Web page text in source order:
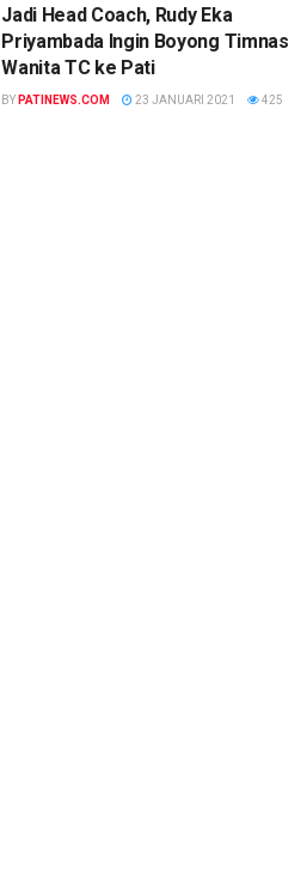
Jadi Head Coach, Rudy Eka
Priyambada Ingin Boyong Timnas
Wanita TC ke Pati
BY PATINEWS.COM 23 JANUARI 2021 425